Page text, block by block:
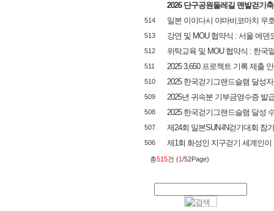
2026 단구공원둘레길 맨발걷기
514 일본 이이다시 야마비코마치 우
513 강연 및 MOU 협약식 : 서울 에덴
512 위탁교육 및 MOU 협약식 : 한국
511 2025 3,650 프로젝트 기록 제출
510 2025 한국걷기그랜드슬램 달성
509 2025년 귀속분 기부금영수증 발
508 2025 한국걷기그랜드슬램 달성
507 제24회 일본SUN-IN걷기대회 참
506 제1회 화성인 지구걷기 세계인
총515건 (1/52Page)